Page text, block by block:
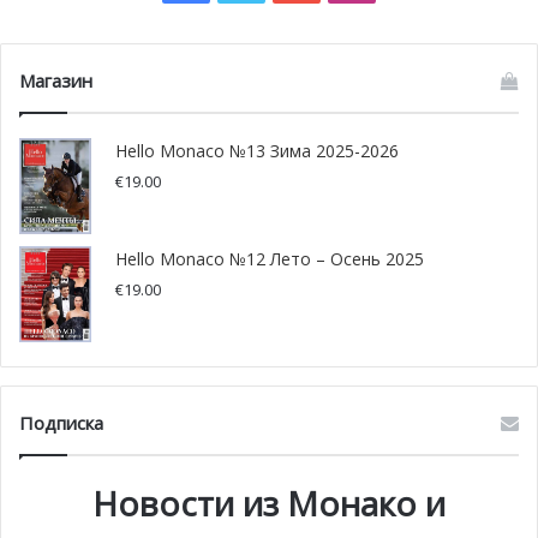
Ницце и Ментоне. Единственное примечание:
плюшевые игрушки не будут приниматься из
гигиенических соображений.
Практическая конференция
Магазин
Hello Monaco №13 Зима 2025-2026
€19.00
Hello Monaco №12 Лето – Осень 2025
€19.00
Подписка
Новости из Монако и